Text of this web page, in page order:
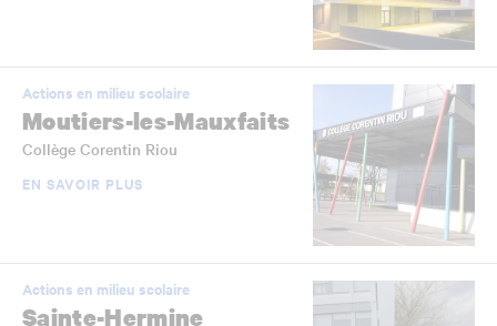
Actions en milieu scolaire
Moutiers-les-Mauxfaits
Collège Corentin Riou
EN SAVOIR PLUS
Actions en milieu scolaire
Sainte-Hermine